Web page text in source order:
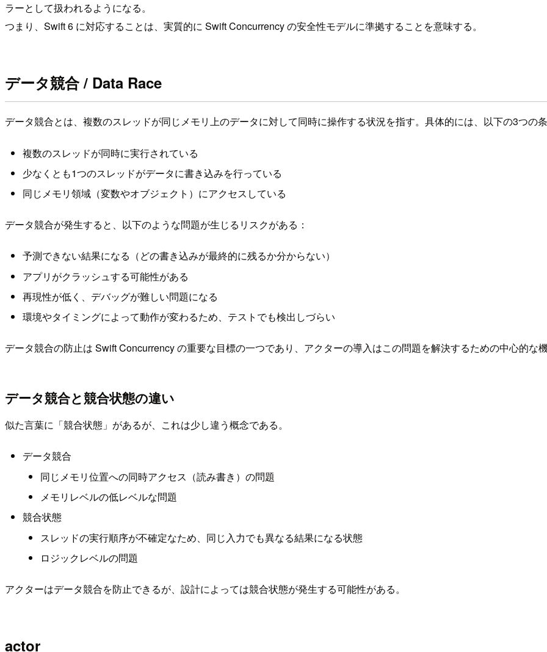
ラーとして扱われるようになる。
つまり、Swift 6 に対応することは、実質的に Swift Concurrency の安全性モデルに準拠することを意味する。
データ競合 / Data Race
データ競合とは、複数のスレッドが同じメモリ上のデータに対して同時に操作する状況を指す。具体的には、以下の3つの
複数のスレッドが同時に実行されている
少なくとも1つのスレッドがデータに書き込みを行っている
同じメモリ領域（変数やオブジェクト）にアクセスしている
データ競合が発生すると、以下のような問題が生じるリスクがある：
予測できない結果になる（どの書き込みが最終的に残るか分からない）
アプリがクラッシュする可能性がある
再現性が低く、デバッグが難しい問題になる
環境やタイミングによって動作が変わるため、テストでも検出しづらい
データ競合の防止は Swift Concurrency の重要な目標の一つであり、アクターの導入はこの問題を解決するための中心的な機
データ競合と競合状態の違い
似た言葉に「競合状態」があるが、これは少し違う概念である。
データ競合
同じメモリ位置への同時アクセス（読み書き）の問題
メモリレベルの低レベルな問題
競合状態
スレッドの実行順序が不確定なため、同じ入力でも異なる結果になる状態
ロジックレベルの問題
アクターはデータ競合を防止できるが、設計によっては競合状態が発生する可能性がある。
actor